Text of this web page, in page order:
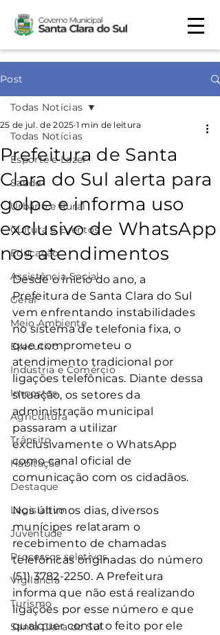
Post
Todas Notícias
Esporte e Lazer
Saúde
Urbano e Rural
Cultura e Eventos
Educação
Assistência Social
Geral
Meio Ambiente
Executivo
Indústria e Comércio
Impostos
Agricultura
Trânsito
Habitação
Destaque
Legislativo
Juventude
Processos seletivos
Vigilância
Turismo
Santa Clara do Sul
Todas Notícias
Prefeitura de Santa
Clara do Sul alerta para
golpe e informa uso
exclusivo de WhatsApp
nos atendimentos
25 de jul. de 2025 1 min de leitura
Desde o início do ano, a
Prefeitura de Santa Clara do Sul
vem enfrentando instabilidades
no sistema de telefonia fixa, o
que comprometeu o
atendimento tradicional por
ligações telefônicas. Diante dessa
situação, os setores da
administração municipal
passaram a utilizar
exclusivamente o WhatsApp
como canal oficial de
comunicação com os cidadãos.
Nos últimos dias, diversos
munícipes relataram o
recebimento de chamadas
telefônicas originadas do número
(51) 3782-2250. A Prefeitura
informa que não está realizando
ligações por esse número e que
qualquer contato feito por ele